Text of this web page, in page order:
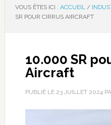
VOUS ÊTES ICI : ACCUEIL /
SR POUR CIRRUS AIRCRAFT
10.000 SR
Aircraft
PUBLIÉ LE 23 JUILLET 2024